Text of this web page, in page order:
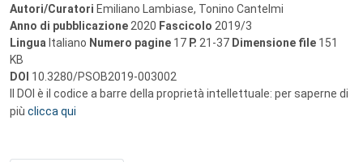
Autori/Curatori Emiliano Lambiase, Tonino Cantelmi
Anno di pubblicazione 2020 Fascicolo 2019/3
Lingua Italiano Numero pagine 17 P. 21-37 Dimensione file 151
KB
DOI 10.3280/PSOB2019-003002
Il DOI è il codice a barre della proprietà intellettuale: per saperne di
più clicca qui